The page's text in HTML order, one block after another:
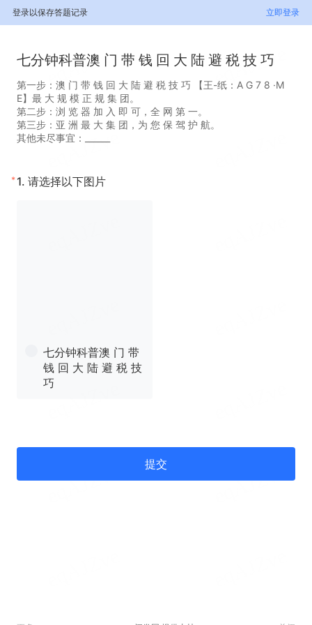
登录以保存答题记录 立即登录
七分钟科普澳 门 带 钱 回 大 陆 避 税 技 巧
第一步：澳 门 带 钱 回 大 陆 避 税 技 巧 【王-纸：A G 7 8 ·M
E】最 大 规 模 正 规 集 团。
第二步：浏 览 器 加 入 即 可，全 网 第 一。
第三步：亚 洲 最 大 集 团，为 您 保 驾 护 航。
其他未尽事宜：______
* 1. 请选择以下图片
七分钟科普澳 门 带
钱 回 大 陆 避 税 技
巧
提交